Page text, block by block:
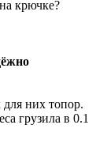
на крючке?
них топор.
грузила в 0.1